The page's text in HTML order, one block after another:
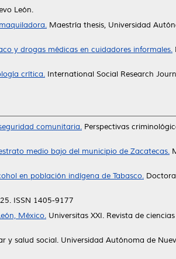
León.
Maestría thesis, Universidad
y drogas médicas en cuidadores informales.
crítica. International Social Research
comunitaria. Perspectivas
medio bajo del municipio de Zacatecas.
en población indígena de Tabasco.
ISSN 1405-9177
México. Universitas XXI. Revista de
y salud social. Universidad Autónoma de